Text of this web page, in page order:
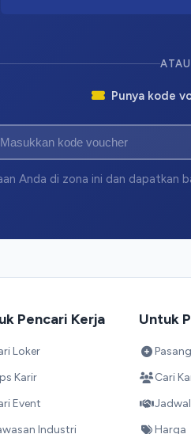
ATAU
Punya kode
Anda di zona ini dan
Pencari Kerja
Loker
Karir
Event
Industri
Untuk
Cari
Harga